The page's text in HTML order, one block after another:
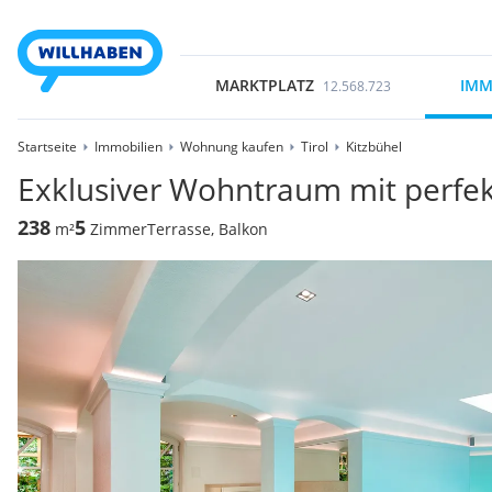
MARKTPLATZ 12.568.723
Startseite Immobilien Wohnung kaufen Tirol Kitzbühel
Exklusiver Wohntraum mit
238 m²5 ZimmerTerrasse, Balkon